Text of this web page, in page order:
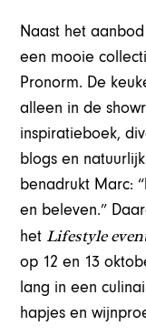
Naast het
een mooie
Pronorm. De
alleen in de
inspiratieboek,
blogs en
benadrukt Marc:
en beleven.”
hetLifestyle
op 12 en 13
lang in een
hapjes en